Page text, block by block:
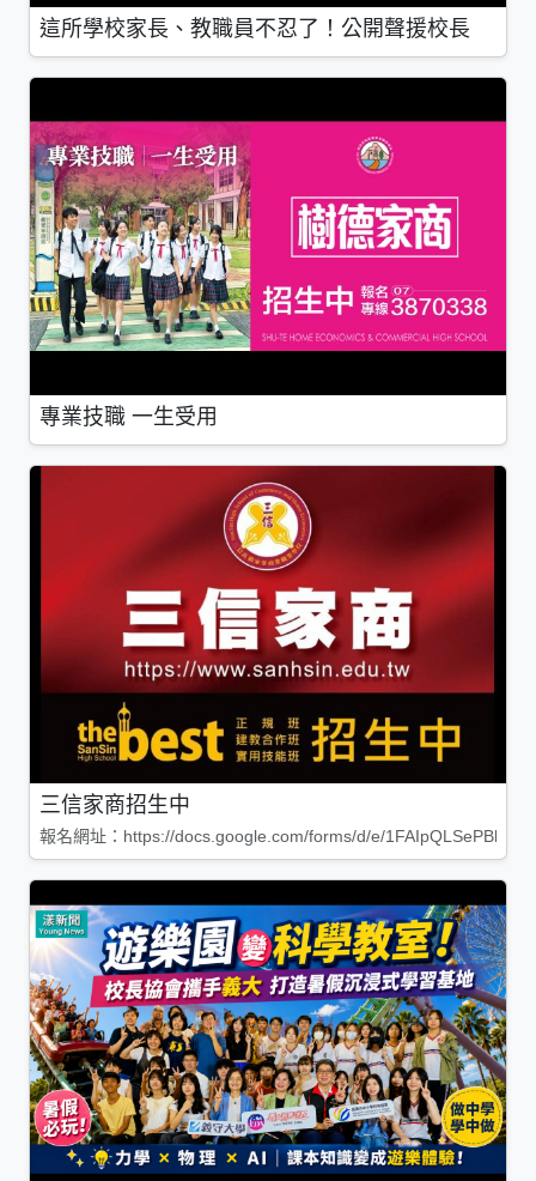
這所學校家長、教職員不忍了！公開聲援校長
專業技職 一生受用
三信家商招生中
報名網址：https://docs.google.com/forms/d/e/